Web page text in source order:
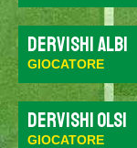
Dervishi Albi
GIOCATORE
Dervishi Olsi
GIOCATORE